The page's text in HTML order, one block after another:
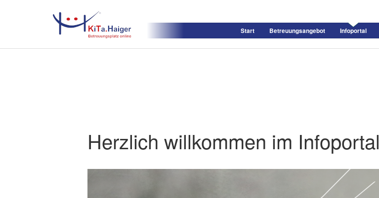
Start Betreuungsangebot Infoportal
Herzlich willkommen im Infoportal